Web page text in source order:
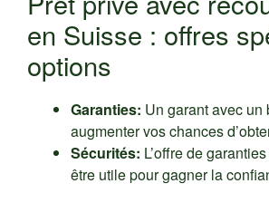
en Suisse : offres
options
Garanties: Un garant avec un
augmenter vos chances
Sécurités: L’offre de
être utile pour gagner la